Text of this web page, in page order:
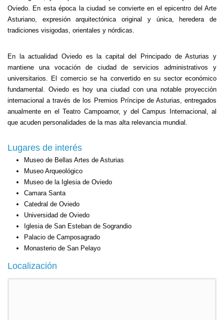
Oviedo. En esta época la ciudad se convierte en el epicentro del Arte
Asturiano, expresión arquitectónica original y única, heredera de
tradiciones visigodas, orientales y nórdicas.
En la actualidad Oviedo es la capital del Principado de Asturias y
mantiene una vocación de ciudad de servicios administrativos y
universitarios. El comercio se ha convertido en su sector económico
fundamental. Oviedo es hoy una ciudad con una notable proyección
internacional a través de los Premios Príncipe de Asturias, entregados
anualmente en el Teatro Campoamor, y del Campus Internacional, al
que acuden personalidades de la mas alta relevancia mundial.
Lugares de interés
Museo de Bellas Artes de Asturias
Museo Arqueológico
Museo de la Iglesiade Oviedo
Camara Santa
Catedral de Oviedo
Universidad de Oviedo
Iglesia de San Esteban de Sograndio
Palacio de Camposagrado
Monasterio de San Pelayo
Localización